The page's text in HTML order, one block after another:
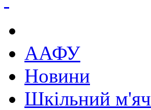
ААФУ
Новини
Шкільний м'яч